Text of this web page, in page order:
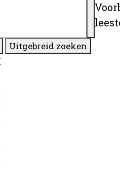
Uitgebreid zoeken